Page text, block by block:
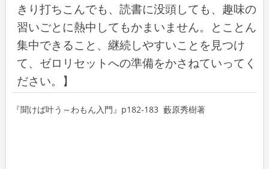
きり打ちこんでも、読書に没頭しても、趣味の
習いごとに熱中してもかまいません。とことん
集中できること、継続しやすいことを見つけ
て、ゼロリセットへの準備をかさねていってく
ださい。】
『聞けば叶う～わもん入門』p182-183 藪原秀樹著